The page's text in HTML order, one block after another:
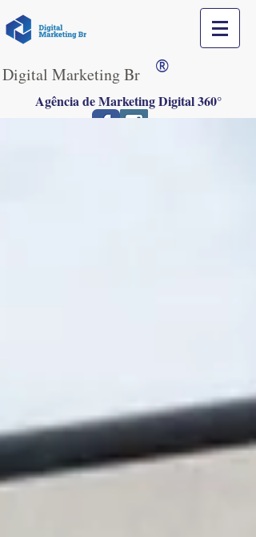
®
Digital Marketing Br
Agência de Marketing Digital 360°